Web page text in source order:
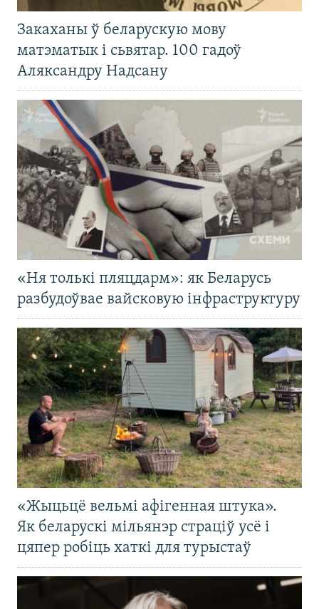
Закаханы ў беларускую мову
матэматык і сьвятар. 100 гадоў
Аляксандру Надсану
«Ня толькі пляцдарм»: як Беларусь
разбудоўвае вайсковую інфраструктуру
«Жыцьцё вельмі афігенная штука».
Як беларускі мільянэр страціў усё і
цяпер робіць хаткі для турыстаў